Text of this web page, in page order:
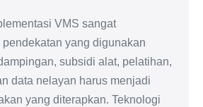
VMS sangat
yang digunakan
subsidi alat, pelatihan,
data nelayan harus menjadi
yang diterapkan. Teknologi